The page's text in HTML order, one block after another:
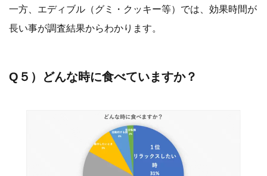
一方、エディブル（グミ・クッキー等）では、効果時間が
長い事が調査結果からわかります。
Q５）どんな時に食べていますか？